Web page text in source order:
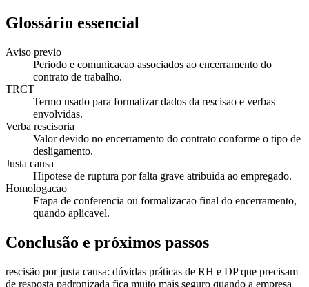
Glossário essencial
Aviso previo
Periodo e comunicacao associados ao encerramento do
contrato de trabalho.
TRCT
Termo usado para formalizar dados da rescisao e verbas
envolvidas.
Verba rescisoria
Valor devido no encerramento do contrato conforme o tipo de
desligamento.
Justa causa
Hipotese de ruptura por falta grave atribuida ao empregado.
Homologacao
Etapa de conferencia ou formalizacao final do encerramento,
quando aplicavel.
Conclusão e próximos passos
rescisão por justa causa: dúvidas práticas de RH e DP que precisam
de resposta padronizada fica muito mais seguro quando a empresa